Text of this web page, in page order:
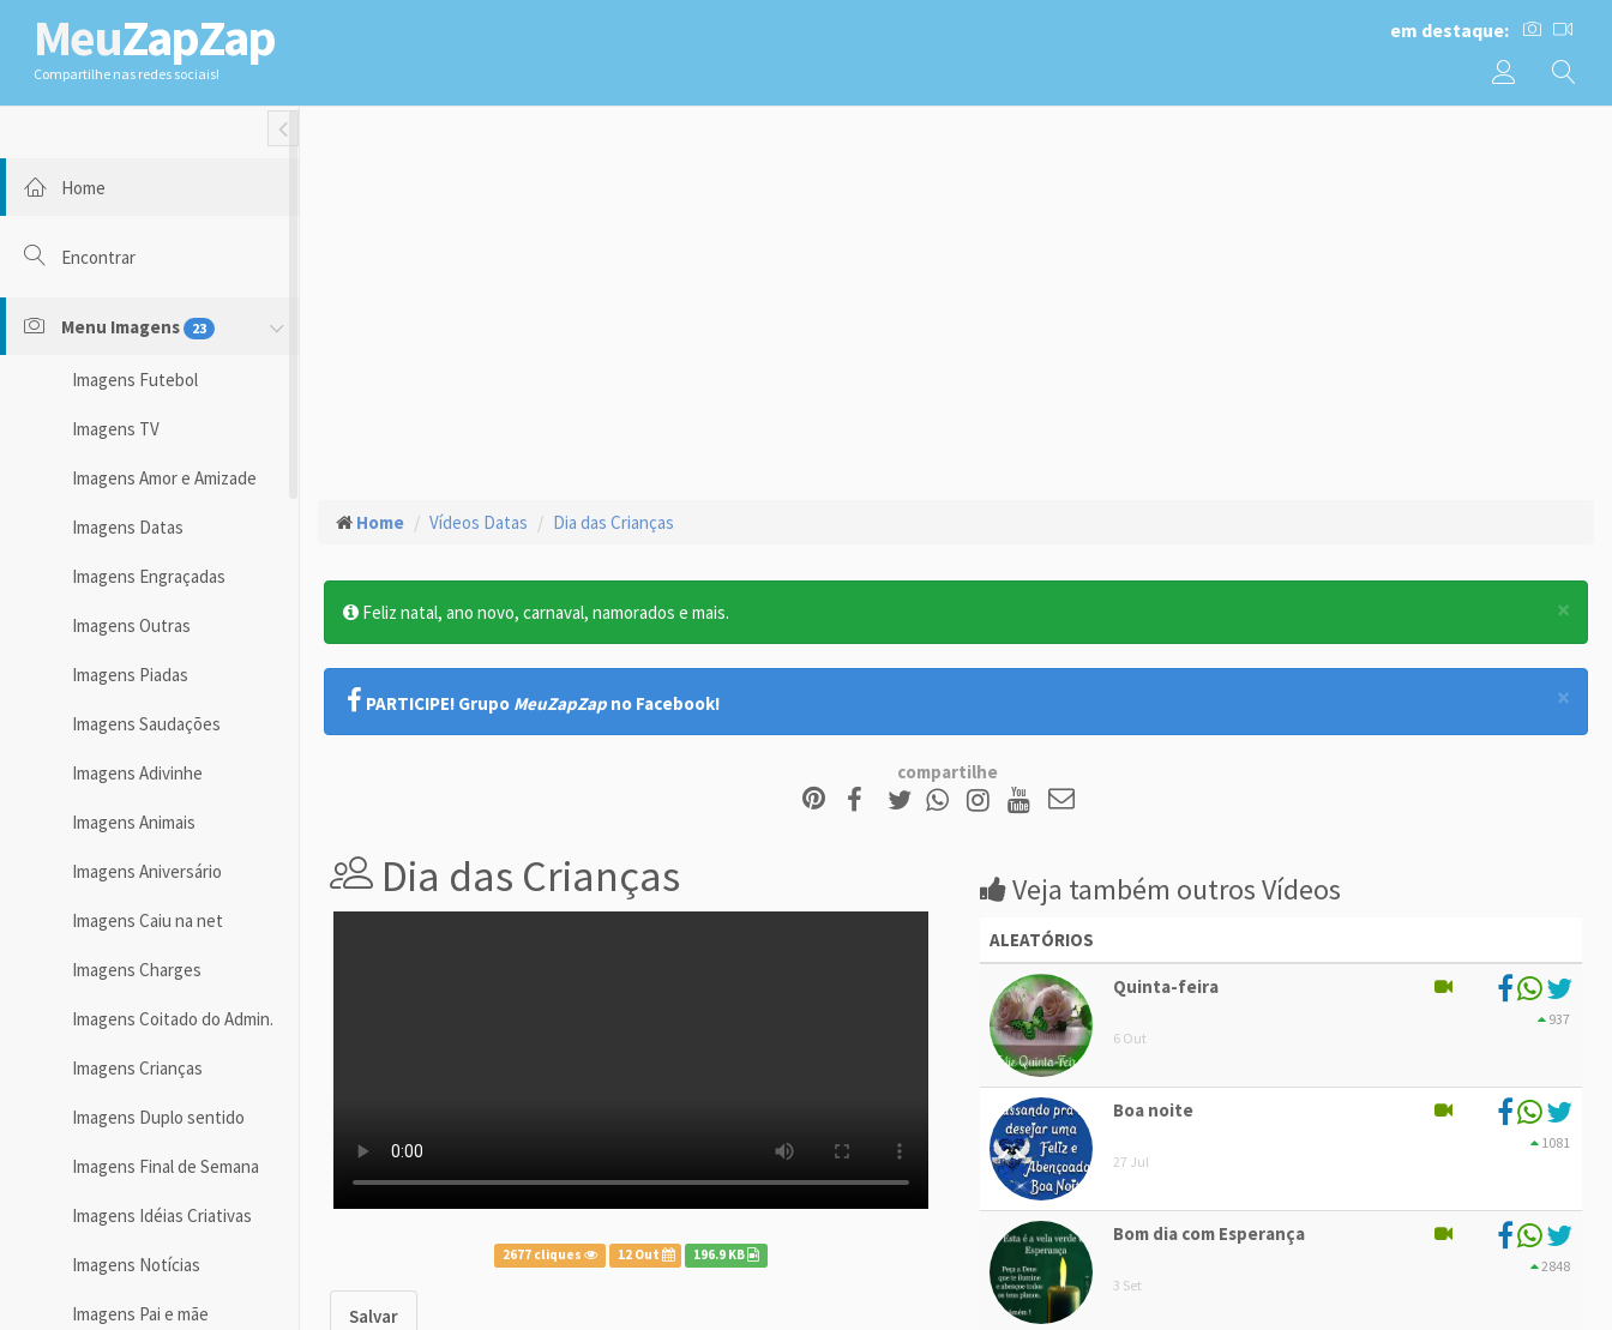
MeuZapZap
Compartilhe nas redes sociais!
em destaque:
Toggle Fullwidth
Home
Encontrar
Menu Imagens 23
Imagens Futebol
Imagens TV
Imagens Amor e Amizade
Imagens Datas
Imagens Engraçadas
Imagens Outras
Imagens Piadas
Imagens Saudações
Imagens Adivinhe
Imagens Animais
Imagens Aniversário
Imagens Caiu na net
Imagens Charges
Imagens Coitado do Admin.
Imagens Crianças
Imagens Duplo sentido
Imagens Final de Semana
Imagens Idéias Criativas
Imagens Notícias
Imagens Pai e mãe
Home Vídeos Datas Dia das Crianças
×
Feliz natal, ano novo, carnaval, namorados e mais.
×
PARTICIPE! Grupo MeuZapZap no Facebook!
compartilhe
Dia das Crianças
2677 cliques 12 Out 196.9 KB
Salvar
Veja também outros Vídeos
ALEATÓRIOS
Quinta-feira
6 Out
937
Boa noite
27 Jul
1081
Bom dia com Esperança
3 Set
2848